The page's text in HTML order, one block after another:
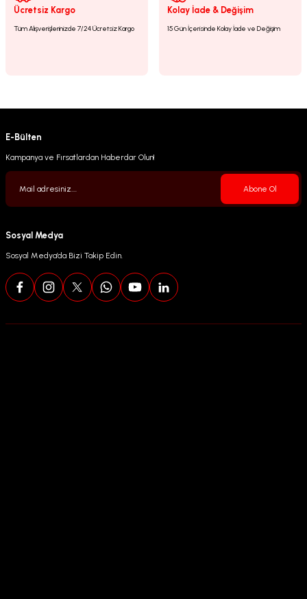
Ücretsiz Kargo
Tüm Alışverişlerinizde 7/24 Ücretsiz Kargo
Kolay İade & Değişim
15 Gün İçerisinde Kolay İade ve Değişim
E-Bülten
Kampanya ve Fırsatlardan Haberdar Olun!
Abone Ol
Sosyal Medya
Sosyal Medya’da Bizi Takip Edin.